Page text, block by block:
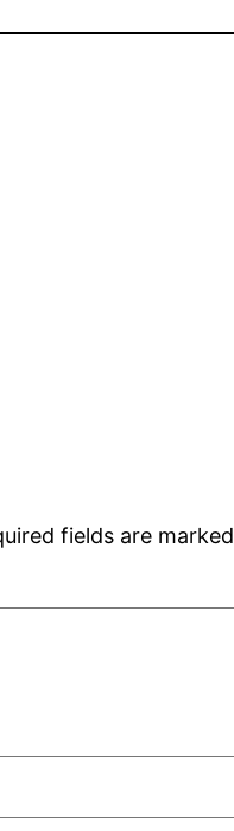
fields are marked